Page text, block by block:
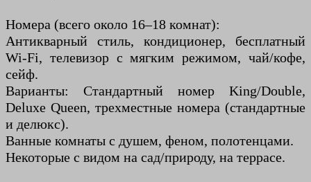
Номера (всего около 16–18 комнат):
Антикварный стиль, кондиционер, бесплатный
Wi-Fi, телевизор с мягким режимом, чай/кофе,
сейф.
Варианты: Стандартный номер King/Double,
Deluxe Queen, трехместные номера (стандартные
и делюкс).
Ванные комнаты с душем, феном, полотенцами.
Некоторые с видом на сад/природу, на террасе.